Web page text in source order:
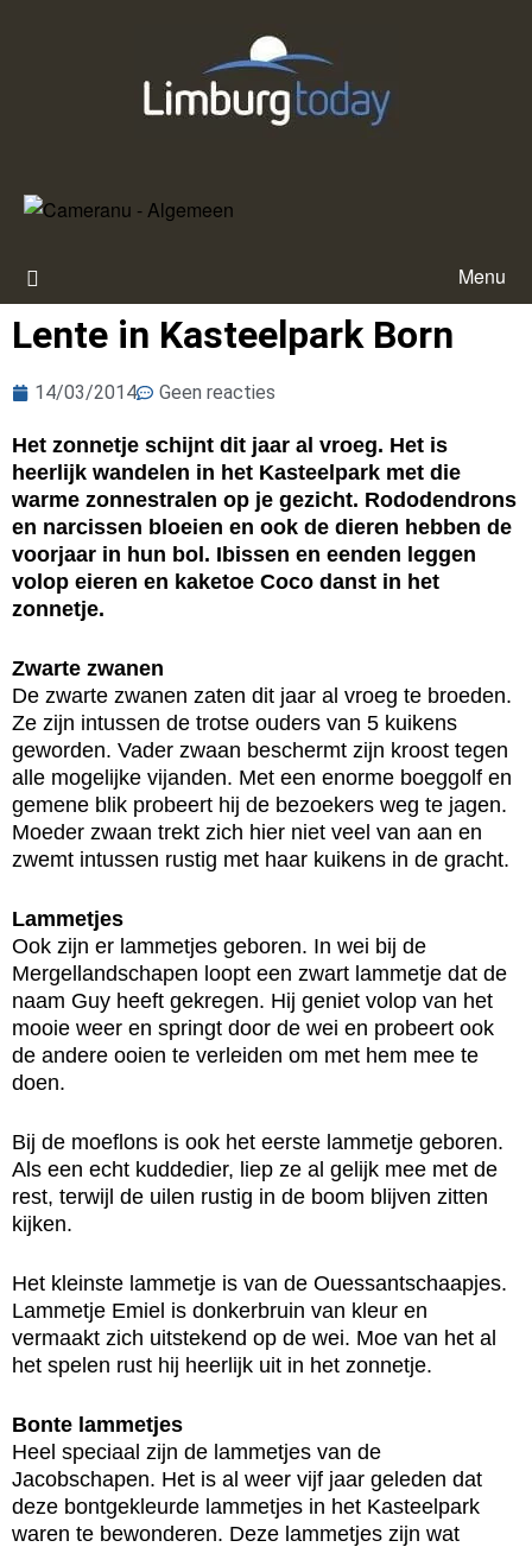
Menu
Lente in Kasteelpark Born
14/03/2014 Geen reacties
Het zonnetje schijnt dit jaar al vroeg. Het is
heerlijk wandelen in het Kasteelpark met die
warme zonnestralen op je gezicht. Rododendrons
en narcissen bloeien en ook de dieren hebben de
voorjaar in hun bol. Ibissen en eenden leggen
volop eieren en kaketoe Coco danst in het
zonnetje.
Zwarte zwanen
De zwarte zwanen zaten dit jaar al vroeg te broeden.
Ze zijn intussen de trotse ouders van 5 kuikens
geworden. Vader zwaan beschermt zijn kroost tegen
alle mogelijke vijanden. Met een enorme boeggolf en
gemene blik probeert hij de bezoekers weg te jagen.
Moeder zwaan trekt zich hier niet veel van aan en
zwemt intussen rustig met haar kuikens in de gracht.
Lammetjes
Ook zijn er lammetjes geboren. In wei bij de
Mergellandschapen loopt een zwart lammetje dat de
naam Guy heeft gekregen. Hij geniet volop van het
mooie weer en springt door de wei en probeert ook
de andere ooien te verleiden om met hem mee te
doen.
Bij de moeflons is ook het eerste lammetje geboren.
Als een echt kuddedier, liep ze al gelijk mee met de
rest, terwijl de uilen rustig in de boom blijven zitten
kijken.
Het kleinste lammetje is van de Ouessantschaapjes.
Lammetje Emiel is donkerbruin van kleur en
vermaakt zich uitstekend op de wei. Moe van het al
het spelen rust hij heerlijk uit in het zonnetje.
Bonte lammetjes
Heel speciaal zijn de lammetjes van de
Jacobschapen. Het is al weer vijf jaar geleden dat
deze bontgekleurde lammetjes in het Kasteelpark
waren te bewonderen. Deze lammetjes zijn wat